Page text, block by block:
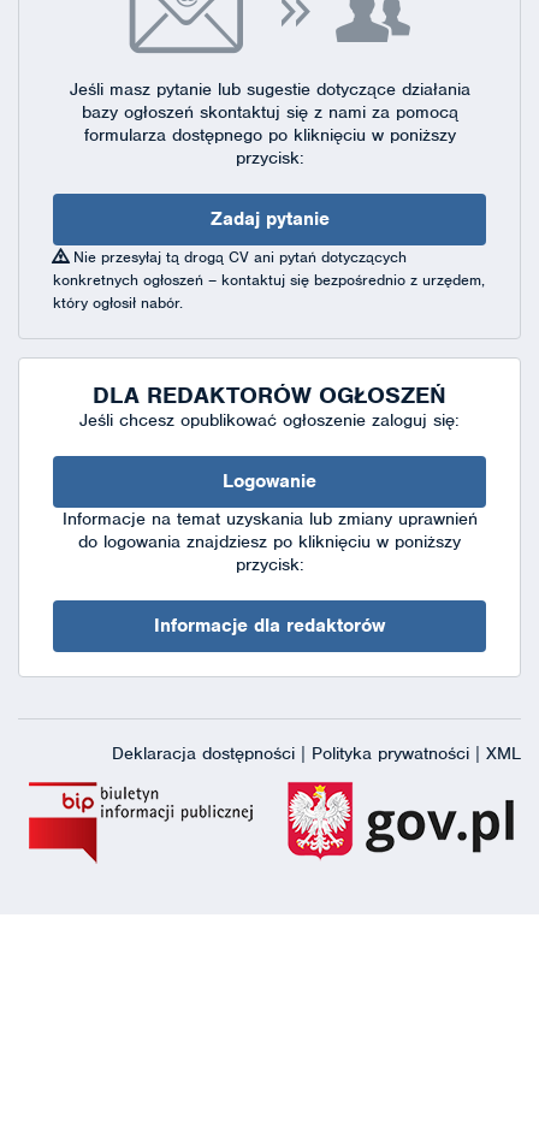
Jeśli masz pytanie lub sugestie dotyczące działania
bazy ogłoszeń skontaktuj się z nami za pomocą
formularza dostępnegopo kliknięciu w poniższy
przycisk:
Zadaj pytanie
Nie przesyłaj tą drogą CV ani pytań dotyczących
konkretnych ogłoszeń – kontaktuj się bezpośrednio z urzędem,
który ogłosił nabór.
DLA REDAKTORÓW OGŁOSZEŃ
Jeśli chcesz opublikować ogłoszenie zaloguj się:
Logowanie
Informacje na temat uzyskania lub zmiany uprawnień
do logowania znajdziesz po kliknięciu w poniższy
przycisk:
Informacje dla redaktorów
Deklaracja dostępności | Polityka prywatności | XML